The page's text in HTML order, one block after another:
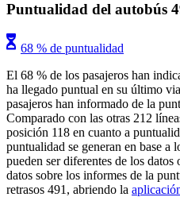
Puntualidad del autobús
68 % de puntualidad
El 68 % de los pasajeros han
ha llegado puntual en su último
pasajeros han informado de la
Comparado con las otras 212
posición 118 en cuanto a
puntualidad se generan en base a
pueden ser diferentes de los
datos sobre los informes de la
retrasos 491, abriendo la